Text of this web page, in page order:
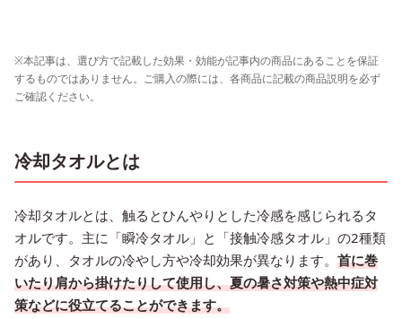
※本記事は、選び方で記載した効果・効能が記事内の商品にあることを保証
するものではありません。ご購入の際には、各商品に記載の商品説明を必ず
ご確認ください。
冷却タオルとは
冷却タオルとは、触るとひんやりとした冷感を感じられるタ
オルです。主に「瞬冷タオル」と「接触冷感タオル」の2種類
があり、タオルの冷やし方や冷却効果が異なります。 首に巻
いたり肩から掛けたりして使用し、夏の暑さ対策や熱中症対
策などに役立てることができます。